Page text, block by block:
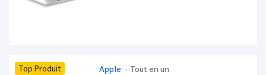
Top Produit Apple - Tout en un